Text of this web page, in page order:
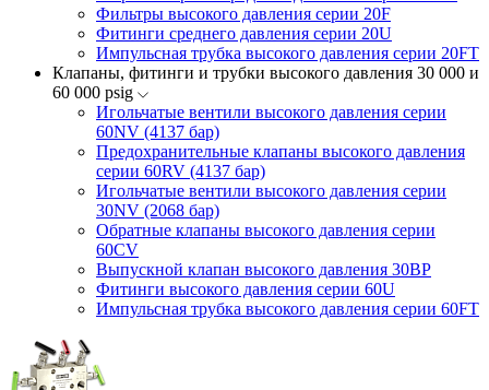
Фильтры высокого давления серии 20F
Фитинги среднего давления серии 20U
Импульсная трубка высокого давления серии 20FT
Клапаны, фитинги и трубки высокого давления 30 000 и
60 000 psig
Игольчатые вентили высокого давления серии
60NV (4137 бар)
Предохранительные клапаны высокого давления
серии 60RV (4137 бар)
Игольчатые вентили высокого давления серии
30NV (2068 бар)
Обратные клапаны высокого давления серии
60CV
Выпускной клапан высокого давления 30BP
Фитинги высокого давления серии 60U
Импульсная трубка высокого давления серии 60FT